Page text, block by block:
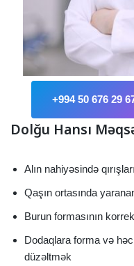
+994 50 676 29
Dolğu Hansı
Alın nahiyəsində
Qaşın ortasında
Burun formasının
Dodaqlara forma və
düzəltmək